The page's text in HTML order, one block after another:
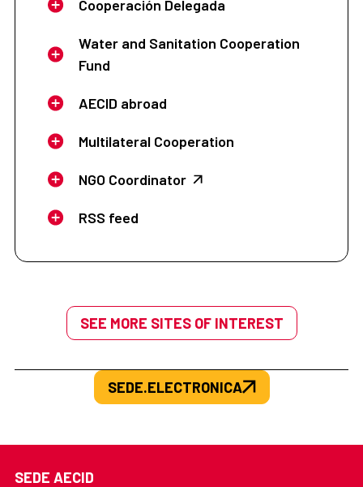
Cooperación Delegada
Water and Sanitation Cooperation
Fund
AECID abroad
Multilateral Cooperation
NGO Coordinator
RSS feed
SEE MORE SITES OF INTEREST
SEDE.ELECTRONICA
SEDE AECID